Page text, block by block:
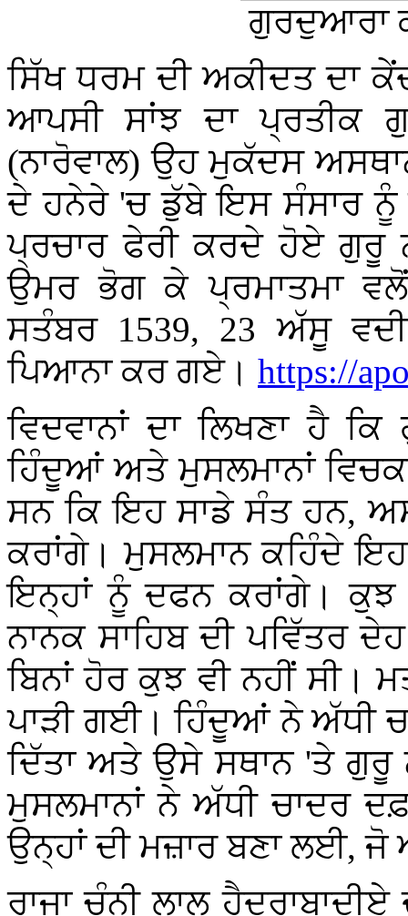
ਗੁਰਦੁਆਰਾ
ਸਿੱਖ ਧਰਮ ਦੀ ਅਕੀਦਤ ਦਾ
ਆਪਸੀ ਸਾਂਝ ਦਾ ਪ੍ਰਤੀਕ
(ਨਾਰੋਵਾਲ) ਉਹ ਮੁਕੱਦਸ
ਦੇ ਹਨੇਰੇ 'ਚ ਡੁੱਬੇ ਇਸ ਸੰਸਾਰ ਨੂੰ
ਪ੍ਰਚਾਰ ਫੇਰੀ ਕਰਦੇ ਹੋਏ ਗੁਰੂ
ਉਮਰ ਭੋਗ ਕੇ ਪ੍ਰਮਾਤਮਾ ਵਲੋਂ
ਸਤੰਬਰ 1539, 23 ਅੱਸੂ
ਪਿਆਨਾ ਕਰ ਗਏ। https://
ਵਿਦਵਾਨਾਂ ਦਾ ਲਿਖਣਾ ਹੈ
ਹਿੰਦੂਆਂ ਅਤੇ ਮੁਸਲਮਾਨਾਂ
ਸਨ ਕਿ ਇਹ ਸਾਡੇ ਸੰਤ ਹਨ,
ਕਰਾਂਗੇ। ਮੁਸਲਮਾਨ ਕਹਿੰਦੇ
ਇਨ੍ਹਾਂ ਨੂੰ ਦਫਨ ਕਰਾਂਗੇ।
ਨਾਨਕ ਸਾਹਿਬ ਦੀ ਪਵਿੱਤਰ
ਬਿਨਾਂ ਹੋਰ ਕੁਝ ਵੀ ਨਹੀਂ ਸੀ।
ਪਾੜੀ ਗਈ। ਹਿੰਦੂਆਂ ਨੇ ਅੱਧੀ
ਦਿੱਤਾ ਅਤੇ ਉਸੇ ਸਥਾਨ 'ਤੇ ਗੁਰੂ
ਮੁਸਲਮਾਨਾਂ ਨੇ ਅੱਧੀ ਚਾਦਰ
ਉਨ੍ਹਾਂ ਦੀ ਮਜ਼ਾਰ ਬਣਾ ਲਈ,
ਰਾਜਾ ਚੁੰਨੀ ਲਾਲ